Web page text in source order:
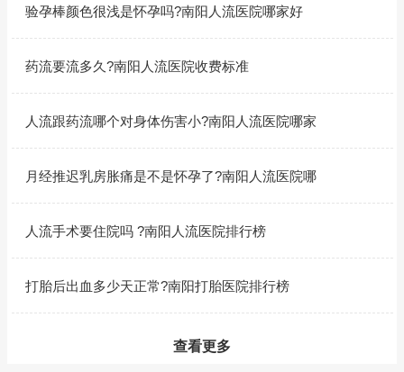
验孕棒颜色很浅是怀孕吗?南阳人流医院哪家好
药流要流多久?南阳人流医院收费标准
人流跟药流哪个对身体伤害小?南阳人流医院哪家
月经推迟乳房胀痛是不是怀孕了?南阳人流医院哪
人流手术要住院吗 ?南阳人流医院排行榜
打胎后出血多少天正常?南阳打胎医院排行榜
查看更多